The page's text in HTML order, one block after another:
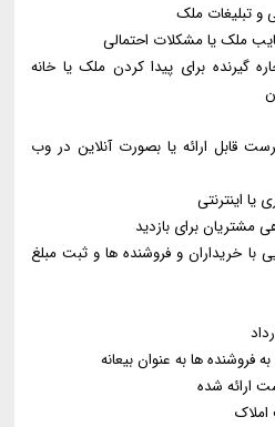
و تبلیغات ملک
ملک یا مشکلات احتمالی
گیرنده برای پیدا کردن ملک یا خانه
قابل ارائه یا بصورت آنلاین در وب
یا اینترنتی
مشتریان برای بازدید
با خریداران و فروشنده ها و ثبت مبلغ
فروشنده ها به عنوان بیعانه
ارائه شده
املاک